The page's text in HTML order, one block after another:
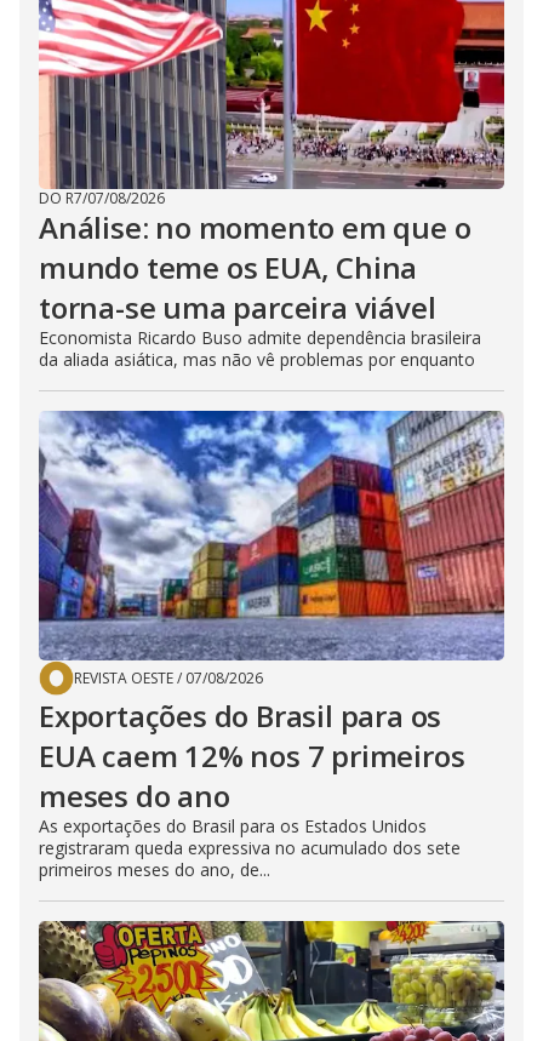
DO R7/07/08/2026
Análise: no momento em que o
mundo teme os EUA, China
torna-se uma parceira viável
Economista Ricardo Buso admite dependência brasileira
da aliada asiática, mas não vê problemas por enquanto
REVISTA OESTE/ 07/08/2026
Exportações do Brasil para os
EUA caem 12% nos 7 primeiros
meses do ano
As exportações do Brasil para os Estados Unidos
registraram queda expressiva no acumulado dos sete
primeiros meses do ano, de...